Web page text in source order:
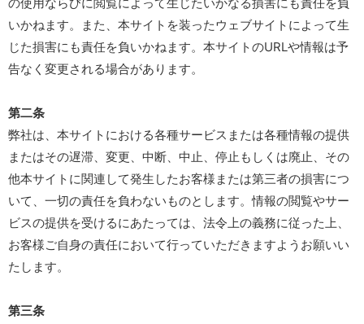
いかねます。また、本サイトを装ったウェブサイトによって生
じた損害にも責任を負いかねます。本サイトのURLや情報は予
告なく変更される場合があります。
第二条
弊社は、本サイトにおける各種サービスまたは各種情報の提供
またはその遅滞、変更、中断、中止、停止もしくは廃止、その
他本サイトに関連して発生したお客様または第三者の損害につ
いて、一切の責任を負わないものとします。情報の閲覧やサー
ビスの提供を受けるにあたっては、法令上の義務に従った上、
お客様ご自身の責任において行っていただきますようお願いい
たします。
第三条